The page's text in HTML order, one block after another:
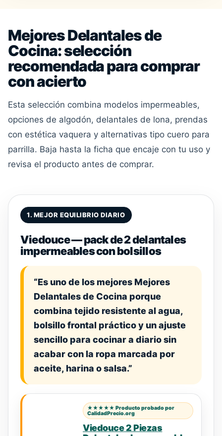
Mejores Delantales de
Cocina: selección
recomendada para comprar
con acierto
Esta selección combina modelos impermeables,
opciones de algodón, delantales de lona, prendas
con estética vaquera y alternativas tipo cuero para
parrilla. Baja hasta la ficha que encaje con tu uso y
revisa el producto antes de comprar.
1. MEJOR EQUILIBRIO DIARIO
Viedouce — pack de 2 delantales
impermeables con bolsillos
“Es uno de los mejores Mejores
Delantales de Cocina porque
combina tejido resistente al agua,
bolsillo frontal práctico y un ajuste
sencillo para cocinar a diario sin
acabar con la ropa marcada por
aceite, harina o salsa.”
★★★★★ Producto probado por
CalidadPrecio.org
Viedouce 2 Piezas